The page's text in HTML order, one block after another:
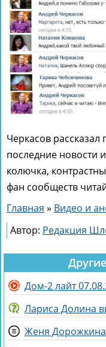
Черкасов рассказал
последние новости
колючка,
фан сообществ
Главная » Видео и
Автор: Редакция
Дом-2 лайт